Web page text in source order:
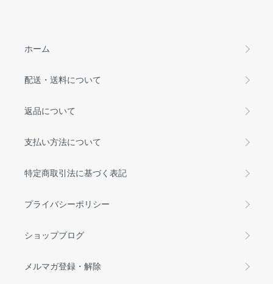
ホーム
配送・送料について
返品について
支払い方法について
特定商取引法に基づく表記
プライバシーポリシー
ショップブログ
メルマガ登録・解除